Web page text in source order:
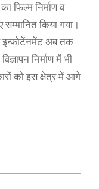
फिल्म निर्माण व
सम्मानित किया गया।
इन्फोटेंनमेंट अब तक
निर्माण में भी
को इस क्षेत्र में आगे